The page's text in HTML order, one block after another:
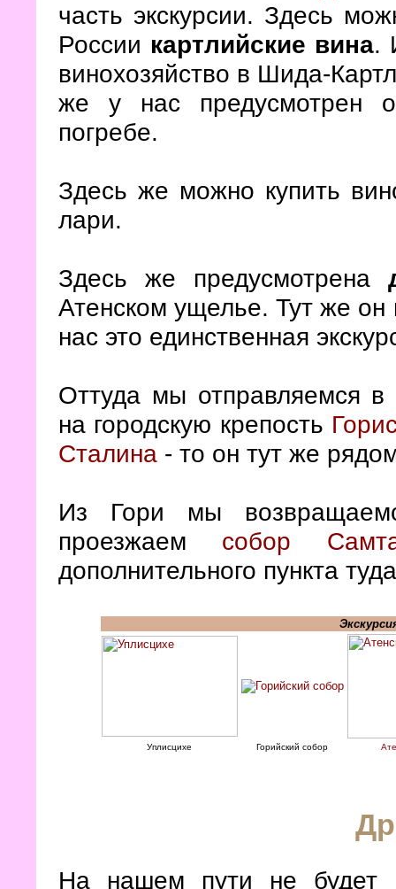
часть экскурсии. Здесь
России картлийские вина.
винохозяйство в Шида-
же у нас предусмотрен
погребе.
Здесь же можно купить
лари.
Здесь же предусмотрена
Атенском ущелье. Тут же
нас это единственная
Оттуда мы отправляемся в
на городскую крепость
Сталина - то он тут же
Из Гори мы
проезжаем собор
дополнительного пункта
Уплисцихе Горийский собор
На нашем пути не будет